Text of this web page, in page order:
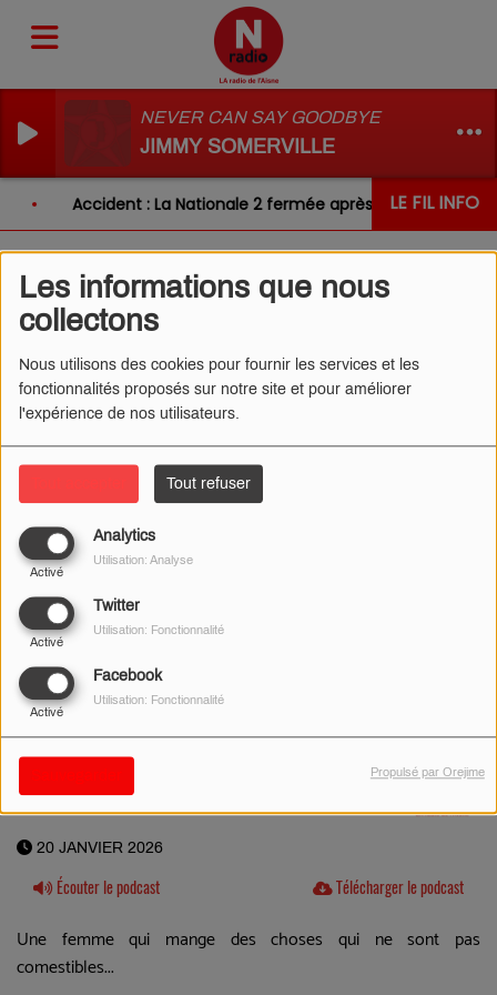
Les informations que nous
collectons
Nous utilisons des cookies pour fournir les services et les
fonctionnalités proposés sur notre site et pour améliorer
l'expérience de nos utilisateurs.
Tout refuser
Analytics
Activé
Utilisation: Analyse
Twitter
Activé
Utilisation: Fonctionnalité
Facebook
Activé
Utilisation: Fonctionnalité
Propulsé par Orejime
NEVER CAN SAY GOODBYE
JIMMY SOMERVILLE
LE FIL INFO
Accident : La Nationale 2 fermée après un choc entre
L'ŒIL DE CÉDRIC 20/01/2026
20 JANVIER 2026
Écouter le podcast Télécharger le podcast
Une femme qui mange des choses qui ne sont pas
comestibles...